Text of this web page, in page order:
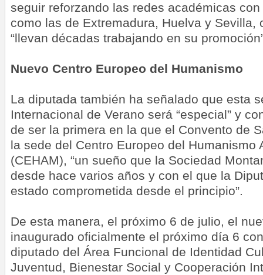
seguir reforzando las redes académicas
como las de Extremadura, Huelva y Sevilla,
“llevan décadas trabajando en su
Nuevo Centro Europeo del Humanismo
La diputada también ha señalado que esta
Internacional de Verano será “especial” y
de ser la primera en la que el Convento de
la sede del Centro Europeo del Humanismo
(CEHAM), “un sueño que la Sociedad
desde hace varios años y con el que la
estado comprometida desde el principio”.
De esta manera, el próximo 6 de julio, el
inaugurado oficialmente el próximo día 6
diputado del Área Funcional de Identidad
Juventud, Bienestar Social y Cooperación